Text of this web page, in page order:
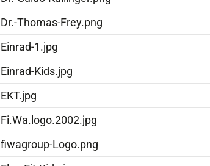
Dr.-Thomas-Frey.png
Einrad-1.jpg
Einrad-Kids.jpg
EKT.jpg
Fi.Wa.logo.2002.jpg
fiwagroup-Logo.png